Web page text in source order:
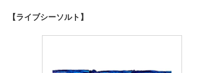
【ライブシーソルト】